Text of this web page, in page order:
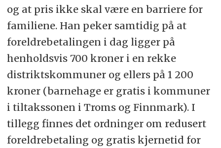
og at pris ikke skal være en barriere for
familiene. Han peker samtidig på at
foreldrebetalingen i dag ligger på
henholdsvis 700 kroner i en rekke
distriktskommuner og ellers på 1 200
kroner (barnehage er gratis i kommuner
i tiltakssonen i Troms og Finnmark). I
tillegg finnes det ordninger om redusert
foreldrebetaling og gratis kjernetid for